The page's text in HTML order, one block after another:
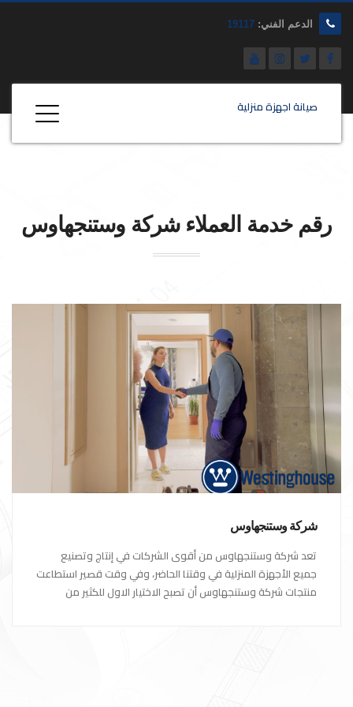
الدعم الفني: 19117
صيانة اجهزة منزلية
رقم خدمة العملاء شركة وستنجهاوس
شركة وستنجهاوس
تعد شركة وستنجهاوس من أقوى الشركات في إنتاج وتصنيع
جميع الأجهزة المنزلية في وقتنا الحاضر، وفي وقت قصير استطاعت
منتجات شركة وستنجهاوس أن تصبح الاختيار الاول للكثير من